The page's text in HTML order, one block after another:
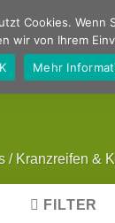
/ Kranzreifen &
FILTER
Cookies. Wenn
wir von Ihrem
Mehr